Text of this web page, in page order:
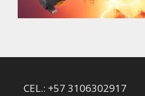
CEL.: +57 3106302917